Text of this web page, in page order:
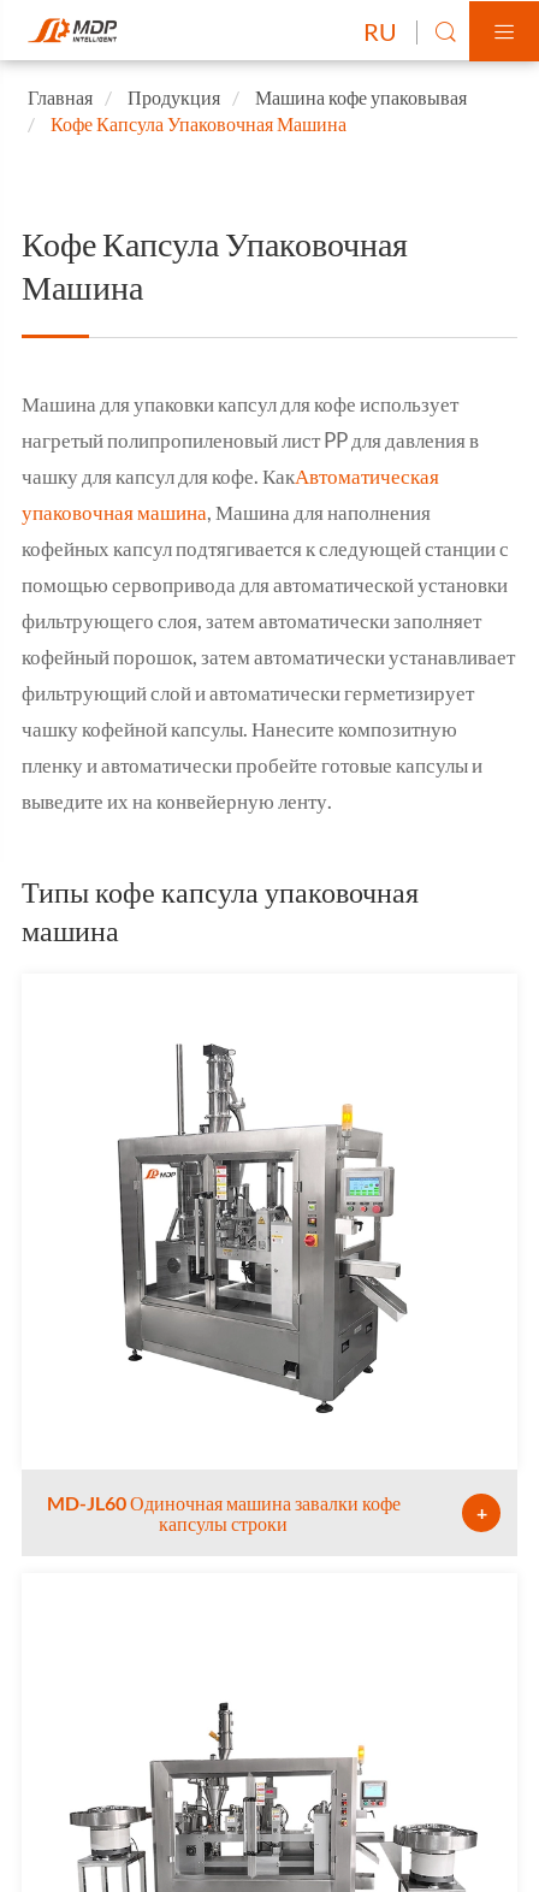
RU  
Главная Продукция
Машина кофе упаковывая
Кофе Капсула Упаковочная Машина
Кофе Капсула Упаковочная
Машина
Машина для упаковки капсул для кофе использует
нагретый полипропиленовый лист PP для давления в
чашку для капсул для кофе. КакАвтоматическая
упаковочная машина, Машина для наполнения
кофейных капсул подтягивается к следующей станции с
помощью сервопривода для автоматической установки
фильтрующего слоя, затем автоматически заполняет
кофейный порошок, затем автоматически устанавливает
фильтрующий слой и автоматически герметизирует
чашку кофейной капсулы. Нанесите композитную
пленку и автоматически пробейте готовые капсулы и
выведите их на конвейерную ленту.
Типы кофе капсула упаковочная
машина
MD-JL60 Одиночная машина завалки кофе
капсулы строки
+